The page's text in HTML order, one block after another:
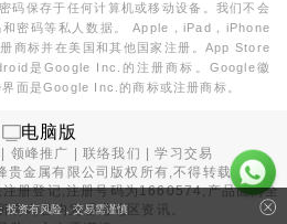
码保存于任何计算机或移动设备。我们不会
密码等私人数据。 Apple，iPad，iPhone
商标并在美国和其他国家注册。App Store
是Google Inc.的注册商标。Google徽
面是Google Inc.的商标或注册商标。
电脑版
领峰推广 |联络我们 |学习交易
贵金属有限公司版权所有,不得转载
册登记,注册号码为1660574,产品面向全
有内容均为香港地区资讯。
投资有风险，交易需谨慎